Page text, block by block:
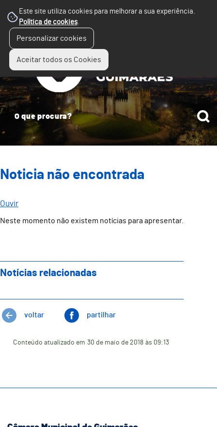
Este site utiliza cookies para melhorar a sua experiência.
Política de cookies.
Personalizar cookies
Aceitar todos os Cookies
Noticia não encontrada
Ouvir
Neste momento não existem notícias para apresentar.
Notícias relacionadas
voltar partilhar
Conteúdo atualizado em 30 de maio de 2018 às 09:13